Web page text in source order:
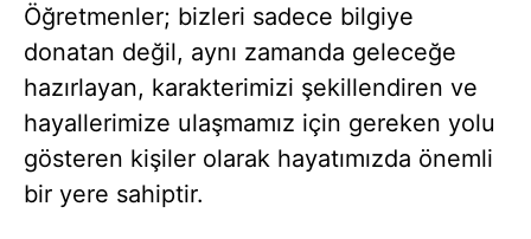
Öğretmenler; bizleri sadece bilgiye
donatan değil, aynı zamanda geleceğe
hazırlayan, karakterimizi şekillendiren ve
hayallerimize ulaşmamız için gereken yolu
gösteren kişiler olarak hayatımızda önemli
bir yere sahiptir.